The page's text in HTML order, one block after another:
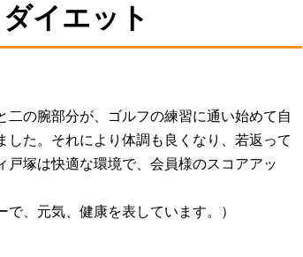
イエット
の腕部分が、ゴルフの練習に通い始めて自
た。それにより体調も良くなり、若返って
塚は快適な環境で、会員様のスコアアッ
、元気、健康を表しています。）